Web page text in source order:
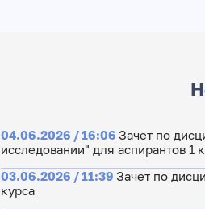
04.06.2026 / 16:06 Зачет по
исследовании" для аспирантов 1
03.06.2026 / 11:39 Зачет по
курса